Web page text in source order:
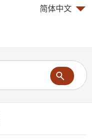
简体中文